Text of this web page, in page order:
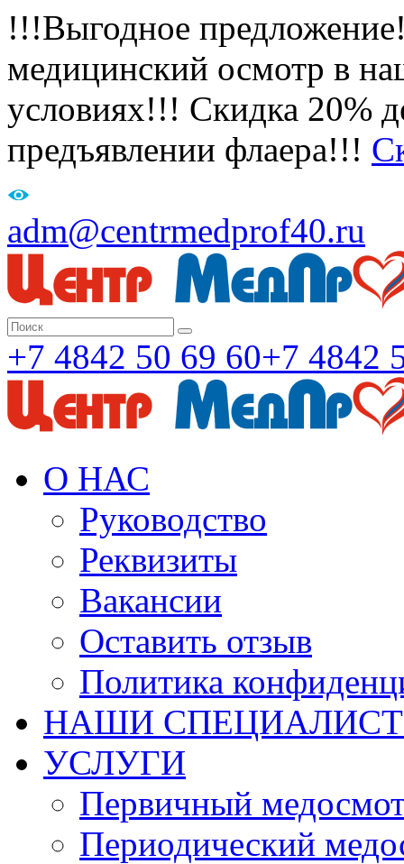
!!!Выгодное
медицинский осмотр в
условиях!!! Скидка 20%
предъявлении флаера!!!
adm@centrmedprof40.ru
+7 4842 50 69 60+7 4842
О НАС
Руководство
Реквизиты
Вакансии
Оставить отзыв
Политика
НАШИ
УСЛУГИ
Первичный
Периодический